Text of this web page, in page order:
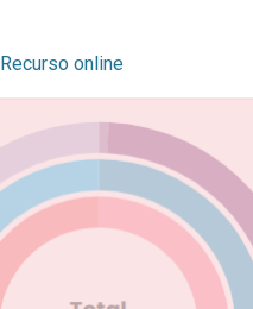
Recurso online